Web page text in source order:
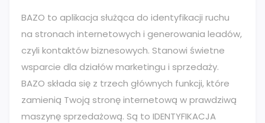
BAZO to aplikacja służąca do identyfikacji ruchu
na stronach internetowych i generowania leadów,
czyli kontaktów biznesowych. Stanowi świetne
wsparcie dla działów marketingu i sprzedaży.
BAZO składa się z trzech głównych funkcji, które
zamienią Twoją stronę internetową w prawdziwą
maszynę sprzedażową. Są to IDENTYFIKACJA